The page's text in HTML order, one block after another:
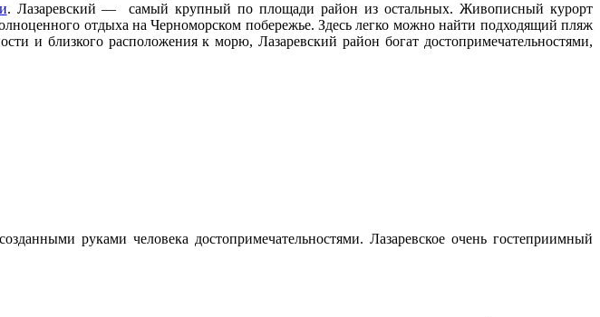
. Лазаревский — самый крупный по площади район из остальных. Живописный курорт
отдыха на Черноморском побережье. Здесь легко можно найти подходящий пляж
и близкого расположения к морю, Лазаревский район богат достопримечательностями,
руками человека достопримечательностями. Лазаревское очень гостеприимный